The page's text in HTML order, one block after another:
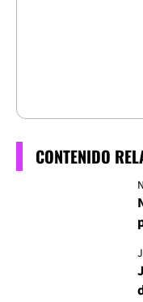
CONTENIDO